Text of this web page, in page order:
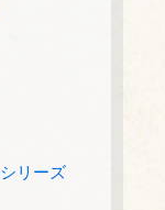
リーズ